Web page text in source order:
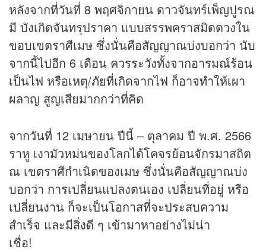
หลังจากที่วันที่ 8 พฤศจิกายน ดาวจันทร์เพ็ญปูรณ
มี บังเกิดจันทรุปราคา แบบสรรพคราสมิดดวงใน
ขอบเขตราศีเมษ ซึ่งนั่นคือสัญญาณบ่งบอกว่า นับ
จากนี้ไปอีก 6 เดือน ควรระวังทั้งจากอารมณ์ร้อน
เป็นไฟ หรือเหตุ/ภัยที่เกิดจากไฟ ก็อาจทำให้เผา
ผลาญ สูญเสียมากกว่าที่คิด
จากวันที่ 12 เมษายน ปีนี้ – ตุลาคม ปี พ.ศ. 2566
ราหู เงามัวหม่นของโลกได้โคจรย้อนจักรมาสถิต
ณ เขตราศีกำเนิดของเมษ ซึ่งนั่นคือสัญญาณบ่ง
บอกว่า การเปลี่ยนแปลงตนเอง เปลี่ยนที่อยู่ หรือ
เปลี่ยนงาน ก็จะเป็นโอกาสที่จะประสบความ
สำเร็จ และมีสิ่งดี ๆ เข้ามาหาอย่างไม่น่า
เชื่อ!